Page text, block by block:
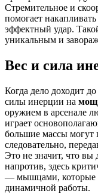
Стремительное и
помогает
эффектный удар.
уникальным и
Вес и сила
Когда дело доходит
силы инерции на
оружием в арсенале
играет
большие массы могут
следовательно,
Это не значит, что
напротив, здесь
— мышцами, которые
динамичной работы.